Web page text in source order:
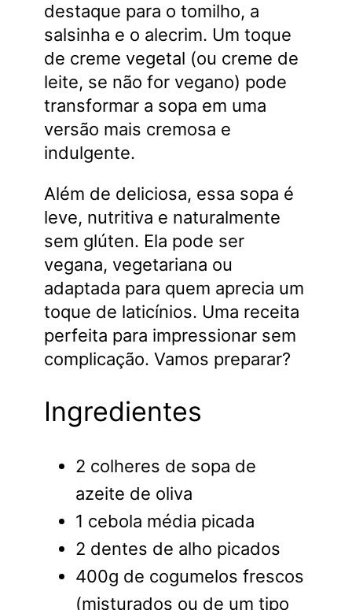
destaque para o tomilho, a
salsinha e o alecrim. Um toque
de creme vegetal (ou creme de
leite, se não for vegano) pode
transformar a sopa em uma
versão mais cremosa e
indulgente.
Além de deliciosa, essa sopa é
leve, nutritiva e naturalmente
sem glúten. Ela pode ser
vegana, vegetariana ou
adaptada para quem aprecia um
toque de laticínios. Uma receita
perfeita para impressionar sem
complicação. Vamos preparar?
Ingredientes
2 colheres de sopa de
azeite de oliva
1 cebola média picada
2 dentes de alho picados
400g de cogumelos frescos
(misturados ou de um tipo